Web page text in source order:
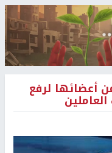
أعضائها لرفع